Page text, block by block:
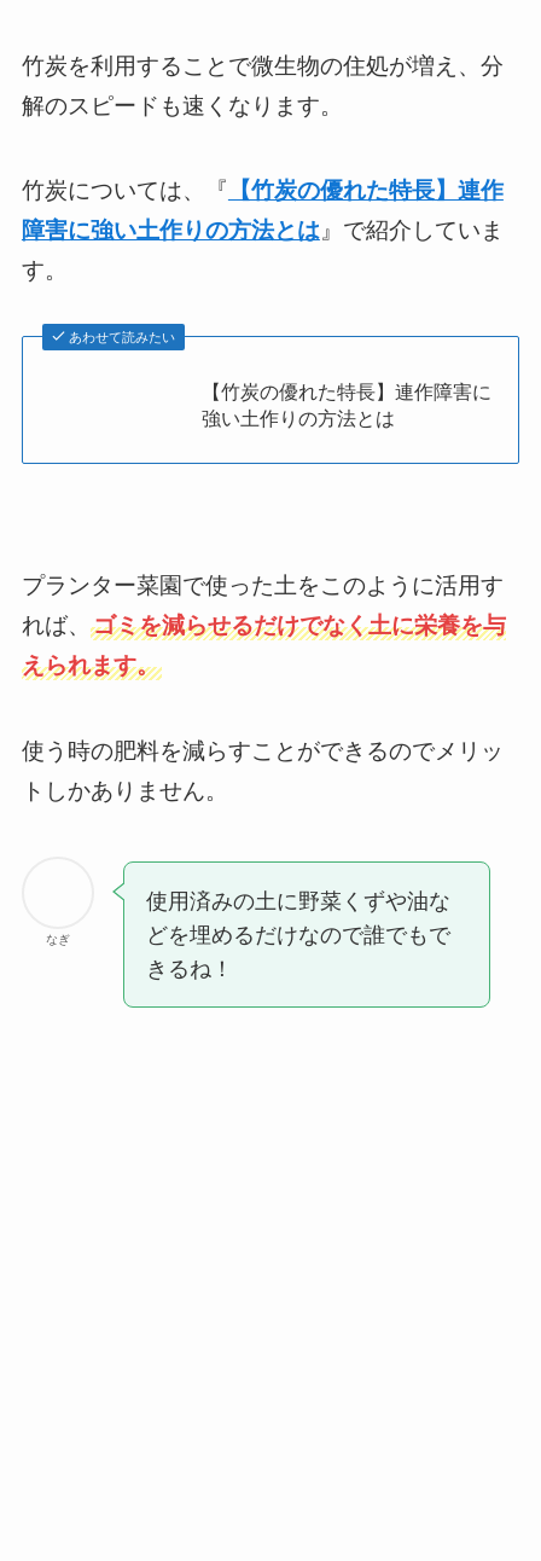
竹炭を利用することで微生物の住処が増え、分
解のスピードも速くなります。
竹炭については、『 【竹炭の優れた特長】連作
障害に強い土作りの方法とは』で紹介していま
す。
あわせて読みたい
【竹炭の優れた特長】連作障害に
強い土作りの方法とは
プランター菜園で使った土をこのように活用す
れば、 ゴミを減らせるだけでなく土に栄養を与
えられます。
使う時の肥料を減らすことができるのでメリッ
トしかありません。
なぎ
使用済みの土に野菜くずや油な
どを埋めるだけなので誰でもで
きるね！